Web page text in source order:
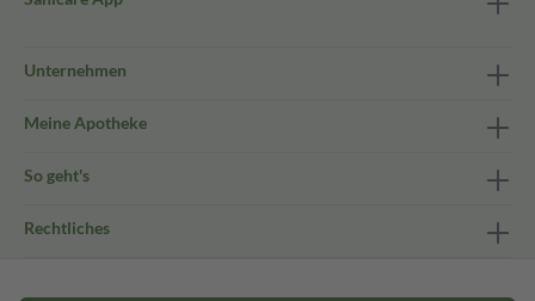
Unternehmen
Meine Apotheke
So geht's
Rechtliches